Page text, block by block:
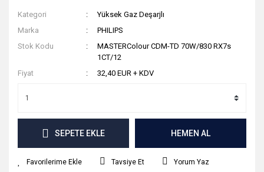
Kategori
Yüksek Gaz Deşarjlı
Marka
PHILIPS
Stok Kodu
MASTERColour CDM-TD 70W/830 RX7s
1CT/12
Fiyat
32,40 EUR + KDV
SEPETE EKLE HEMEN AL
Tavsiye Et Yorum Yaz